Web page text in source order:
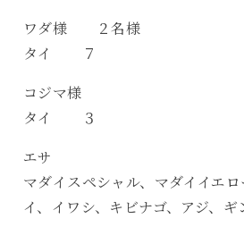
ワダ様 ２名様
タイ ７
コジマ様
タイ ３
エサ
マダイスペシャル、マダイイエ
イ、イワシ、キビナゴ、アジ、ギ